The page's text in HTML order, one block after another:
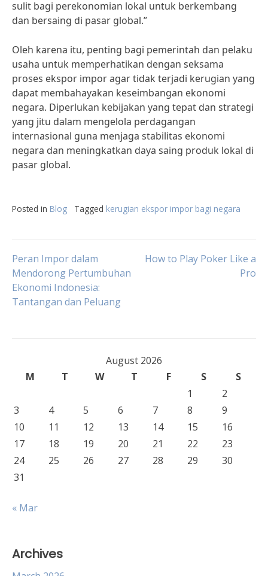
sulit bagi perekonomian lokal untuk berkembang
dan bersaing di pasar global.”
Oleh karena itu, penting bagi pemerintah dan pelaku
usaha untuk memperhatikan dengan seksama
proses ekspor impor agar tidak terjadi kerugian yang
dapat membahayakan keseimbangan ekonomi
negara. Diperlukan kebijakan yang tepat dan strategi
yang jitu dalam mengelola perdagangan
internasional guna menjaga stabilitas ekonomi
negara dan meningkatkan daya saing produk lokal di
pasar global.
Posted in Blog Tagged kerugian ekspor impor bagi negara
Post
navigation
Peran Impor dalam
Mendorong Pertumbuhan
Ekonomi Indonesia:
Tantangan dan Peluang
How to Play Poker Like a
Pro
August 2026
M
T W T F S
S
1
2
3
4 5 6 7 8
9
10
11 12 13 14 15
16
17
18 19 20 21 22
23
24
25 26 27 28 29
30
31
« Mar
Archives